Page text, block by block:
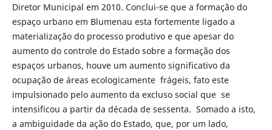
Diretor Municipal em 2010. Conclui-se que a formação do
espaço urbano em Blumenau esta fortemente ligado a
materialização do processo produtivo e que apesar do
aumento do controle do Estado sobre a formação dos
espaços urbanos, houve um aumento significativo da
ocupação de áreas ecologicamente frágeis, fato este
impulsionado pelo aumento da excluso social que se
intensificou a partir da década de sessenta. Somado a isto,
a ambiguidade da ação do Estado, que, por um lado,